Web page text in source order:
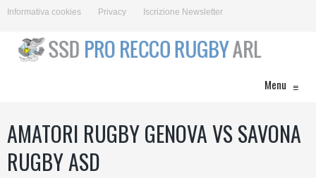
Informativa cookies Privacy Iscrizione Newsletter
Menu ≡
AMATORI RUGBY GENOVA VS SAVONA
RUGBY ASD